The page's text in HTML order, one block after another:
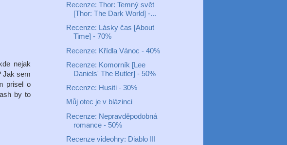
nejak
Jak sem
prisel o
by to
Recenze: Thor: Temný svět
[Thor: The Dark World] -...
Recenze: Lásky čas [About
Time] - 70%
Recenze: Křídla Vánoc - 40%
Recenze: Komorník [Lee
Daniels' The Butler] - 50%
Recenze: Husiti - 30%
Můj otec je v blázinci
Recenze: Nepravděpodobná
romance - 50%
Recenze videohry: Diablo III